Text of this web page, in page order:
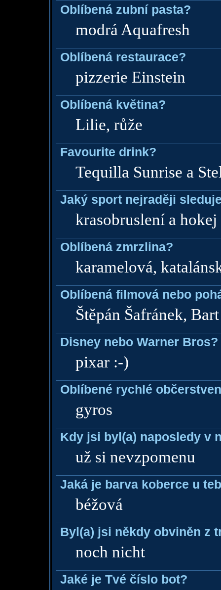
Oblíbená zubní pasta?
modrá Aquafresh
Oblíbená restaurace?
pizzerie Einstein
Oblíbená květina?
Lilie, růže
Favourite drink?
Tequilla Sunrise a
Jaký sport nejraději
krasobruslení a hokej
Oblíbená zmrzlina?
karamelová,
Oblíbená filmová nebo
Štěpán Šafránek,
Disney nebo Warner Bros?
pixar :-)
Oblíbené rychlé
gyros
Kdy jsi byl(a) naposledy v
už si nevzpomenu
Jaká je barva koberce u
béžová
Byl(a) jsi někdy obviněn z
noch nicht
Jaké je Tvé číslo bot?